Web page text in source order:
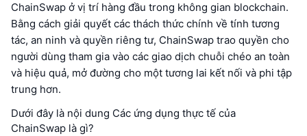
ChainSwap ở vị trí hàng đầu trong không gian blockchain.
Bằng cách giải quyết các thách thức chính về tính tương
tác, an ninh và quyền riêng tư, ChainSwap trao quyền cho
người dùng tham gia vào các giao dịch chuỗi chéo an toàn
và hiệu quả, mở đường cho một tương lai kết nối và phi tập
trung hơn.
Dưới đây là nội dung Các ứng dụng thực tế của
ChainSwap là gì?